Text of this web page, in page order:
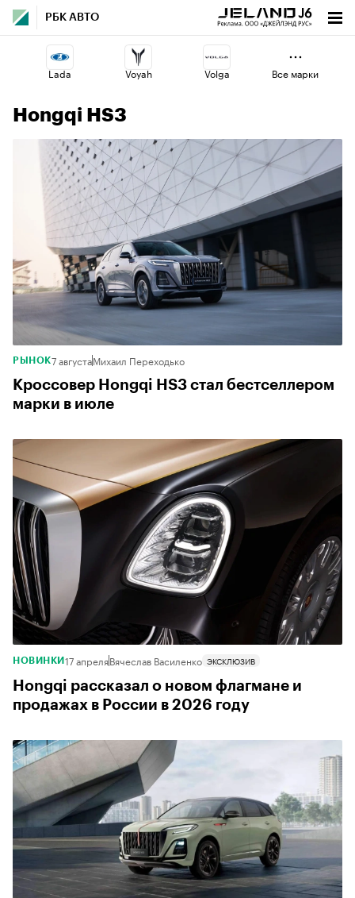
РБК АВТО
Lada Voyah Volga
Esteo
Jaecoo Changan Omoda
Все марки
Hongqi HS3
РЫНОК7 августаМихаил Переходько
Кроссовер Hongqi HS3 стал бестселлером
марки в июле
НОВИНКИ 17 апреляВячеслав Василенко ЭКСКЛЮЗИВ
Hongqi рассказал о новом флагмане и
продажах в России в 2026 году